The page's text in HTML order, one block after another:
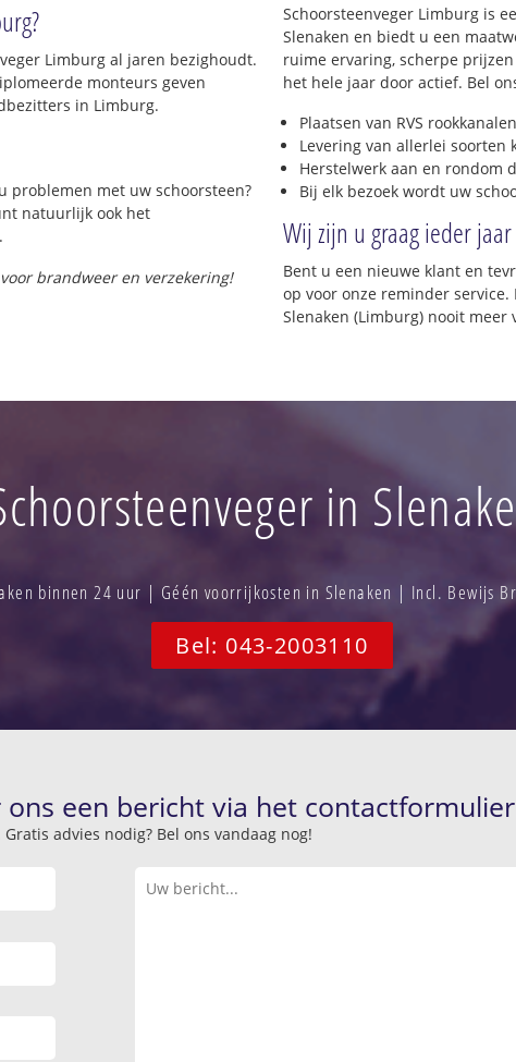
Limburg al jaren bezighoudt.
monteurs geven
in Limburg.
problemen met uw schoorsteen?
natuurlijk ook het
brandweer en verzekering!
Schoorsteenveger Limburg is
Slenaken en biedt u een
ruime ervaring, scherpe
het hele jaar door actief. Bel
Plaatsen van RVS
Levering van allerlei soorten
Herstelwerk aan en rondom
Bij elk bezoek wordt uw
Wij zijn u graag ieder
Bent u een nieuwe klant en
op voor onze reminder
Slenaken (Limburg) nooit meer
in
binnen 24 uur | Géén voorrijkosten in Slenaken | Incl. Bewijs
Bel: 043-2003110
een bericht via het
Gratis advies nodig? Bel ons vandaag nog!